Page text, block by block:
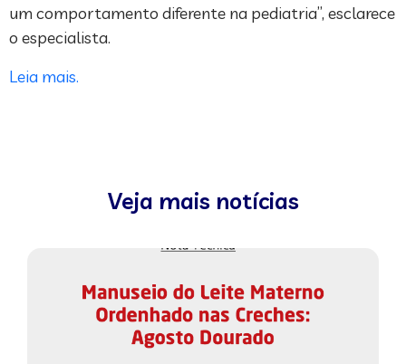
um comportamento diferente na pediatria”, esclarece
o especialista.
Leia mais.
Veja mais notícias